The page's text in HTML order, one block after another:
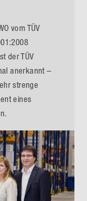
vom TÜV
der TÜV
anerkannt –
strenge
eines